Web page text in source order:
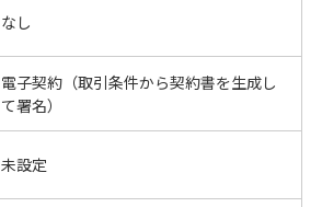
なし
電子契約（取引条件から契約書を生成し
て署名）
未設定